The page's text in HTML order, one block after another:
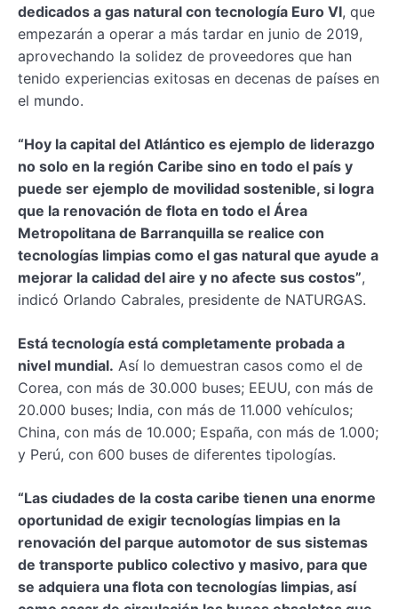
dedicados a gas natural con tecnología Euro VI, que
empezarán a operar a más tardar en junio de 2019,
aprovechando la solidez de proveedores que han
tenido experiencias exitosas en decenas de países en
el mundo.
“Hoy la capital del Atlántico es ejemplo de liderazgo
no solo en la región Caribe sino en todo el país y
puede ser ejemplo de movilidad sostenible, si logra
que la renovación de flota en todo el Área
Metropolitana de Barranquilla se realice con
tecnologías limpias como el gas natural que ayude a
mejorar la calidad del aire y no afecte sus costos”,
indicó Orlando Cabrales, presidente de NATURGAS.
Está tecnología está completamente probada a
nivel mundial. Así lo demuestran casos como el de
Corea, con más de 30.000 buses; EEUU, con más de
20.000 buses; India, con más de 11.000 vehículos;
China, con más de 10.000; España, con más de 1.000;
y Perú, con 600 buses de diferentes tipologías.
“Las ciudades de la costa caribe tienen una enorme
oportunidad de exigir tecnologías limpias en la
renovación del parque automotor de sus sistemas
de transporte publico colectivo y masivo, para que
se adquiera una flota con tecnologías limpias, así